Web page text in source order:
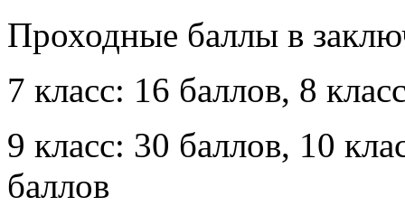
Проходные баллы в
7 класс: 16 баллов, 8
9 класс: 30 баллов, 10
баллов